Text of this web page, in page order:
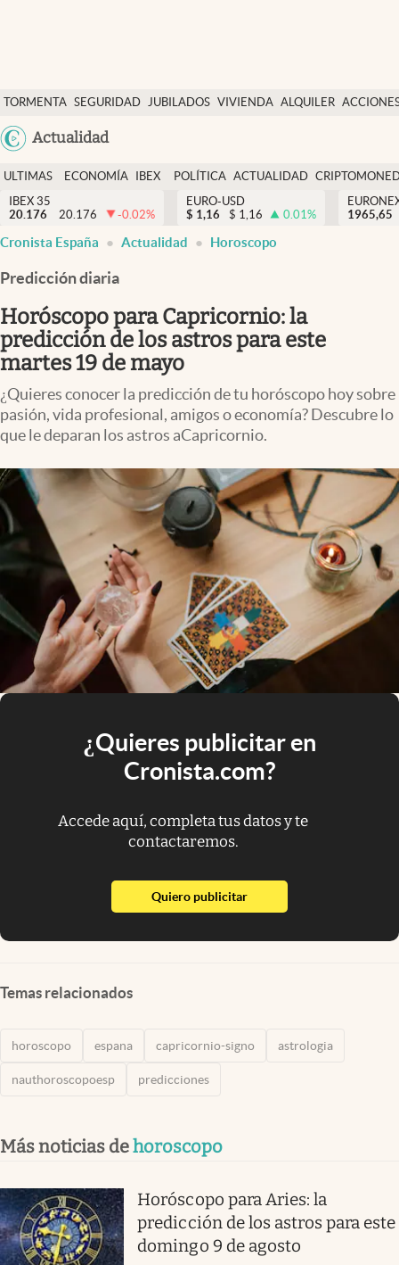
TORMENTA SEGURIDAD JUBILADOS VIVIENDA ALQUILER
USA
Actualidad
Economía y finanzas
Política
Actualidad
Criptomonedas
España
ULTIMAS
NOTICIAS
ECONOMÍA
FINANZAS
IBEX
EURO
POLÍTICA ACTUALIDAD
IBEX 35
20.176
20.176 -0.02%
EURO-USD
$ 1,16 $ 1,16 0.01%
1965,65
Cronista España Actualidad Horoscopo
Predicción diaria
Horóscopo para Capricornio: la
predicción de los astros para este
martes 19 de mayo
¿Quieres conocer la predicción de tu horóscopo hoy sobre
pasión, vida profesional, amigos o economía? Descubre lo
que le deparan los astros aCapricornio.
¿Quieres publicitar en
Cronista.com?
Accede aquí, completa tus datos y te
contactaremos.
Quiero publicitarabre en nueva pestaña
Temas relacionados
horoscopo espana capricornio-signo astrologia
nauthoroscopoesp predicciones
Más noticias dehoroscopo
Horóscopo para Aries: la
predicción de los astros para este
domingo 9 de agosto